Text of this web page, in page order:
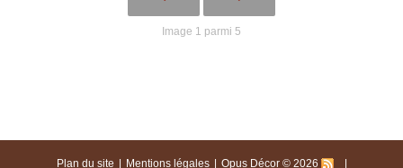
Image 1 parmi 5
Plan du site Mentions légales Opus Décor © 2026